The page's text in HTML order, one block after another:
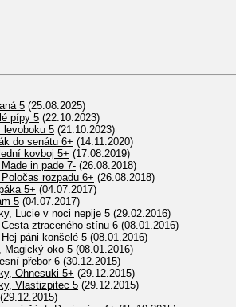
5 (25.08.2025)
pípy 5 (22.10.2023)
levoboku 5 (21.10.2023)
do senátu 6+ (14.11.2020)
kovboj 5+ (17.08.2019)
in pade 7- (26.08.2018)
rozpadu 6+ (26.08.2018)
5+ (04.07.2017)
5 (04.07.2017)
Lucie v noci nepije 5 (29.02.2016)
ztraceného stínu 6 (08.01.2016)
páni konšelé 5 (08.01.2016)
Magický oko 5 (08.01.2016)
přebor 6 (30.12.2015)
Ohnesuki 5+ (29.12.2015)
Vlastizpitec 5 (29.12.2015)
(29.12.2015)